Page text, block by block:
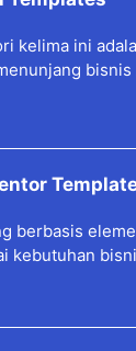
kelima ini
bisnis
berbasis
kebutuhan